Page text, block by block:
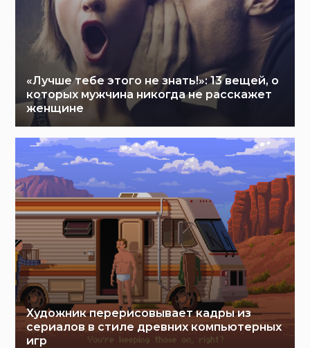
«Лучше тебе этого не знать!»: 13 вещей, о
которых мужчина никогда не расскажет
женщине
Художник перерисовывает кадры из
сериалов в стиле древних компьютерных
игр